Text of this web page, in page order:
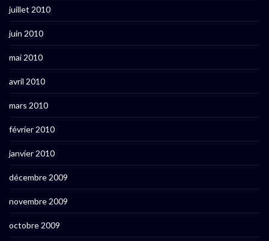
juillet 2010
juin 2010
mai 2010
avril 2010
mars 2010
février 2010
janvier 2010
décembre 2009
novembre 2009
octobre 2009